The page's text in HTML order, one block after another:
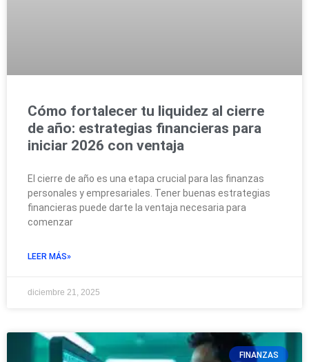
Cómo fortalecer tu liquidez al cierre
de año: estrategias financieras para
iniciar 2026 con ventaja
El cierre de año es una etapa crucial para las finanzas
personales y empresariales. Tener buenas estrategias
financieras puede darte la ventaja necesaria para
comenzar
LEER MÁS»
diciembre 21, 2025
FINANZAS